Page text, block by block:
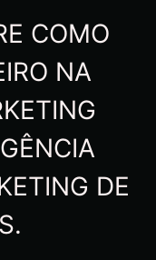
COMO
NA
DE